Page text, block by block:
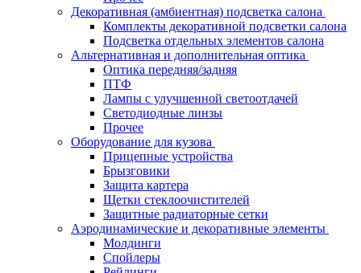
Декоративная (амбиентная) подсветка салона
Комплекты декоративной подсветки салона
Подсветка отдельных элементов салона
Альтернативная и дополнительная оптика
Оптика передняя/задняя
ПТФ
Лампы с улучшенной светоотдачей
Светодиодные линзы
Прочее
Оборудование для кузова
Прицепные устройства
Брызговики
Защита картера
Щетки стеклоочистителей
Защитные радиаторные сетки
Аэродинамические и декоративные элементы
Молдинги
Спойлеры